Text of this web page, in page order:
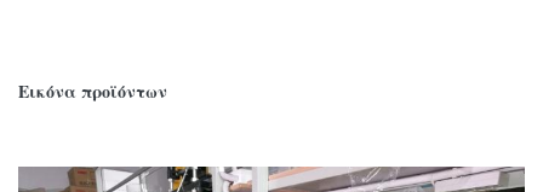
Εικόνα προϊόντων